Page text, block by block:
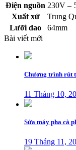
Điện nguồn 230V –
Xuất xứ
Trung
Lưỡi dao
64mm
Bài viết mới
Chương trình rút
11 Tháng 10,
Sửa máy pha cà
19 Tháng 11,